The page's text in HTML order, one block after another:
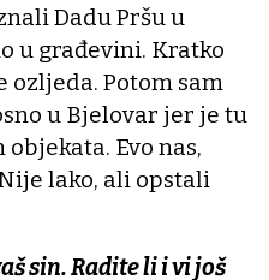
Dadu Pršu u
u građevini. Kratko
ozljeda. Potom sam
u Bjelovar jer je tu
Evo nas,
lako, ali opstali
sin. Radite li i vi još